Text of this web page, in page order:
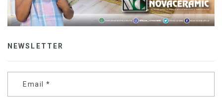
NEWSLETTER
Email *